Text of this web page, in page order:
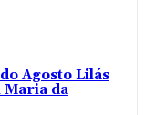
Agosto Lilás
Maria da